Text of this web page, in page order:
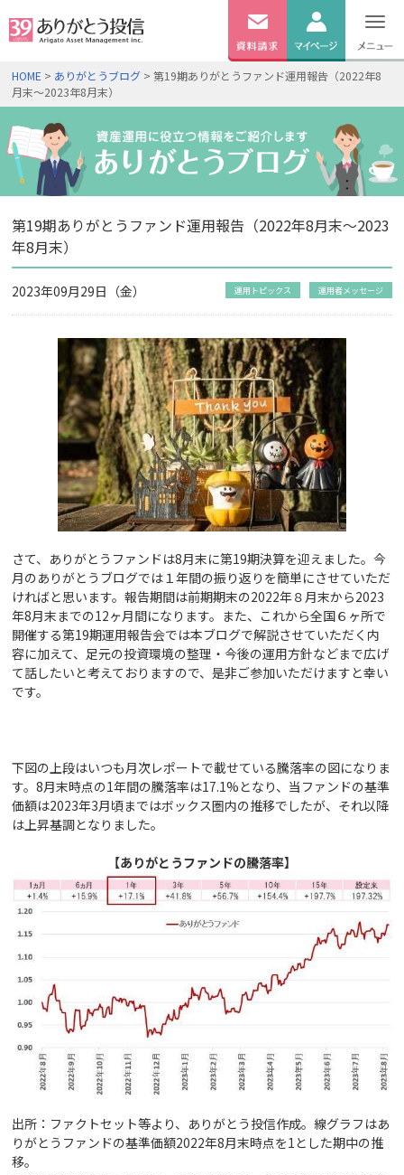
無料資料
口座開設
ログイン
HOME > ありがとうブログ > 第19期ありがとうファンド運用報告（2022年8
月末～2023年8月末）
第19期ありがとうファンド運用報告（2022年8月末～2023
年8月末）
2023年09月29日（金） 運用トピックス 運用者メッセージ
さて、ありがとうファンドは8月末に第19期決算を迎えました。今
月のありがとうブログでは１年間の振り返りを簡単にさせていただ
ければと思います。報告期間は前期期末の2022年８月末から2023
年8月末までの12ヶ月間になります。また、これから全国６ヶ所で
開催する第19期運用報告会では本ブログで解説させていただく内
容に加えて、足元の投資環境の整理・今後の運用方針などまで広げ
て話したいと考えておりますので、是非ご参加いただけますと幸い
です。
下図の上段はいつも月次レポートで載せている騰落率の図になりま
す。8月末時点の1年間の騰落率は17.1%となり、当ファンドの基準
価額は2023年3月頃まではボックス圏内の推移でしたが、それ以降
は上昇基調となりました。
【ありがとうファンドの騰落率】
出所：ファクトセット等より、ありがとう投信作成。線グラフはあ
りがとうファンドの基準価額2022年8月末時点を1とした期中の推
移。